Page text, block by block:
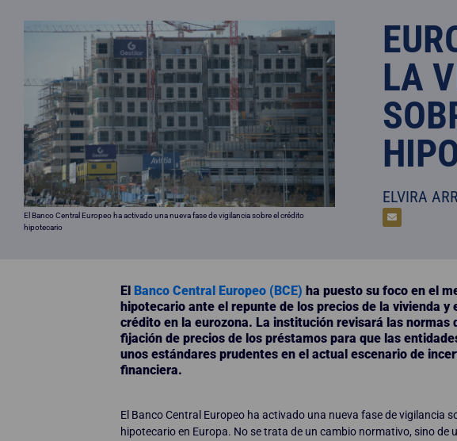
El Banco Central Europeo ha activado una nueva fase de vigilancia sobre el crédito
hipotecario
LA
ELVIRA
El Banco Central Europeo (BCE) ha puesto su foco en el
hipotecario ante el repunte de los precios de la vivienda y
crédito en la eurozona. La institución revisará las normas
fijación de precios de los préstamos para que las
unos estándares prudentes en el actual escenario de
financiera.
El Banco Central Europeo ha activado una nueva fase de vigilancia
hipotecario en Europa. No se trata de un cambio normativo, sino de